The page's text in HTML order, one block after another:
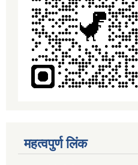
महत्वपुर्ण लिंक